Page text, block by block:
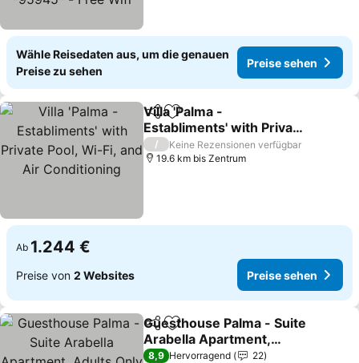
Wähle Reisedaten aus, um die genauen
Preise zu sehen
Preise sehen
TeilenZu Favoriten hinzufügen
Villa 'Palma -
Establiments' with Private
Pool, Wi-Fi, and Air
Conditioning
/
Keine Rezensionen verfügbar
19.6 km bis Zentrum
Ab 1.244 €
Preise von 2 Websites Preise sehen
TeilenZu Favoriten hinzufügen
Guesthouse Palma - Suite
Arabella Apartment,
Adults Only
8,9 Hervorragend
22